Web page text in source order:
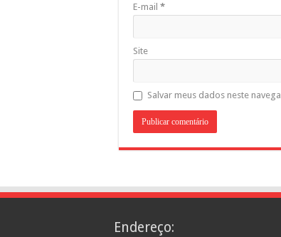
E-mail *
Site
Salvar meus dados neste
Endereço: